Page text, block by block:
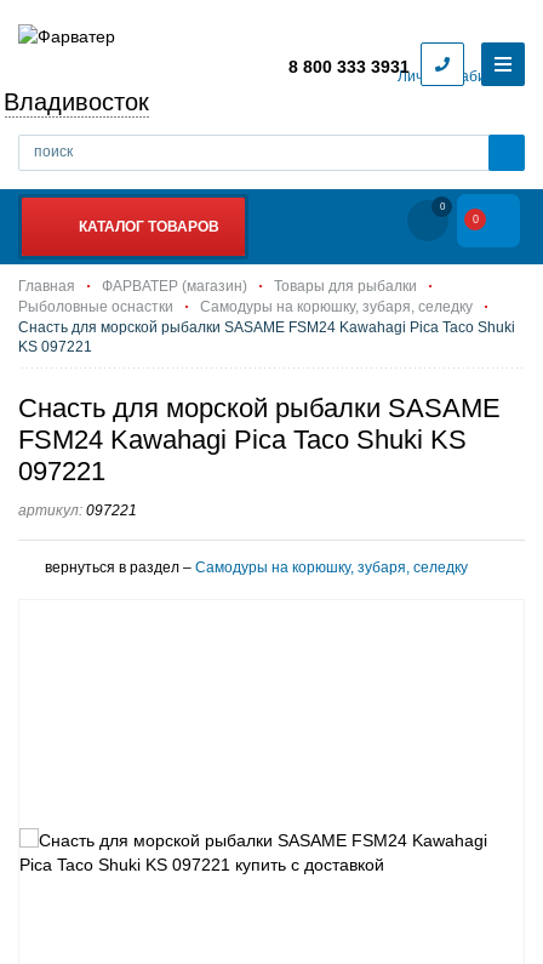
Личный кабинет
Владивосток
8 800 333 3931
КАТАЛОГ ТОВАРОВ
0
0
Главная ФАРВАТЕР (магазин)
Товары для рыбалки
Рыболовные оснастки
Самодуры на корюшку, зубаря, селедку
Снасть для морской рыбалки SASAME FSM24 Kawahagi Pica Taco Shuki
KS 097221
Снасть для морской рыбалки SASAME
FSM24 Kawahagi Pica Taco Shuki KS
097221
артикул: 097221
вернуться в раздел – Самодуры на корюшку, зубаря, селедку